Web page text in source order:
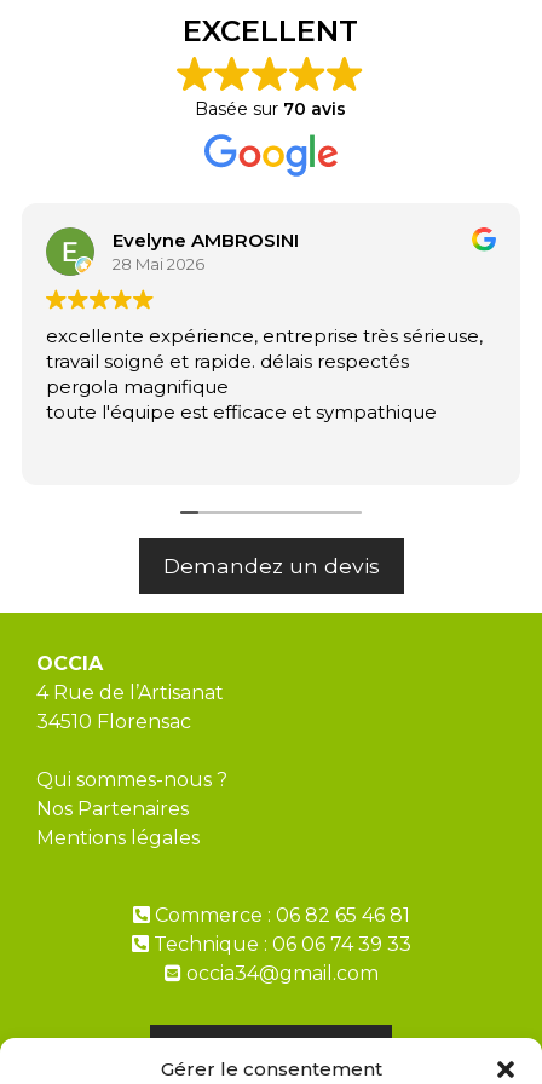
Gérer le consentement
EXCELLENT
Basée sur 70 avis
Evelyne AMBROSINI
28 Mai 2026
excellente expérience, entreprise très sérieuse,
travail soigné et rapide. délais respectés
pergola magnifique
toute l'équipe est efficace et sympathique
Demandez un devis
OCCIA
4 Rue de l’Artisanat
34510 Florensac
Qui sommes-nous ?
Nos Partenaires
Mentions légales
Commerce : 06 82 65 46 81
Technique : 06 06 74 39 33
occia34@gmail.com